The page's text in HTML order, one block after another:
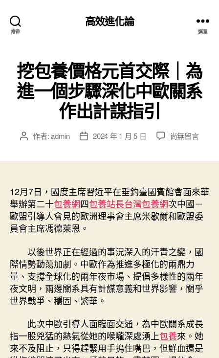
搜尋
高效進化論
選單
挖包養價格元首交際｜為
進一個步驟深化中歐關系
作出計謀指引
文 作者:admin
文
期
2024 年 1 月 5 日
在
格
元
首
交
為
進
一
個
深
化
中
歐
尚無留言
12月7日，國度主席習近平在垂釣臺國賓館會面來華
舉辦第二十包養網四包養站長台灣包養網次中國－
歐盟引導人會見的歐洲理事會主席米歇爾和歐盟委
員會主席馮德萊恩。
以後世界正在經過的事況深入的汗青之變，國
際情勢動蕩加劇。中歐作為推進多極化的兩鼎力
量、支撐全球化的兩年夜市場、提倡多樣性的兩年
夜文明，兩邊關系具有計謀意義和世界影響，關乎
世界戰爭、穩固、繁華。
此次中歐引導人面臨面交通，為中歐關系成長
指一股兇猛的熱氣從她的喉嚨深處湧上包養來。她
來不及阻止，只得趕緊用手摀住嘴巴，但鮮血還是